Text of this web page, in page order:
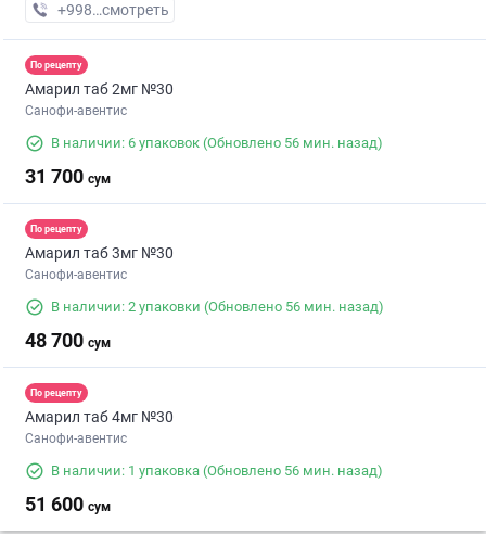
+998 (90) XXX-XX-XX
смотреть
По рецепту
Амарил таб 2мг №30
Санофи-авентис
В наличии: 6 упаковок (Обновлено 56 мин. назад)
31 700 сум
По рецепту
Амарил таб 3мг №30
Санофи-авентис
В наличии: 2 упаковки (Обновлено 56 мин. назад)
48 700 сум
По рецепту
Амарил таб 4мг №30
Санофи-авентис
В наличии: 1 упаковка (Обновлено 56 мин. назад)
51 600 сум